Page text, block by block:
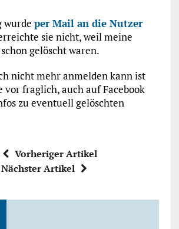
wurde per Mail an die Nutzer
sie nicht, weil meine
gelöscht waren.
nicht mehr anmelden kann ist
vor fraglich, auch auf Facebook
zu eventuell gelöschten
Vorheriger Artikel
Nächster Artikel